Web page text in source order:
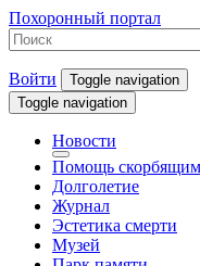
Похоронный портал
Войти
Toggle navigation
Toggle navigation
Новости
Помощь скорбящим
Долголетие
Журнал
Эстетика смерти
Музей